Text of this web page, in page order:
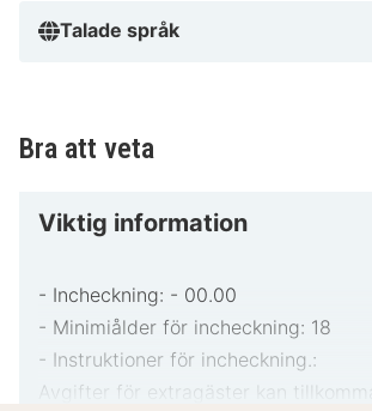
Talade språk
Bra att veta
Viktig information
- Incheckning: - 00.00
- Minimiålder för incheckning: 18
- Instruktioner för incheckning.:
Avgifter för extragäster kan